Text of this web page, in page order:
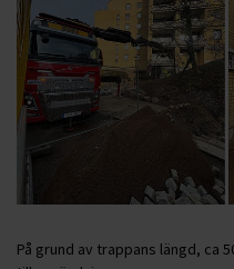
På grund av trappans längd, ca